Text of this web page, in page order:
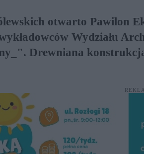
otwarto Pawilon
Wydziału
Drewniana